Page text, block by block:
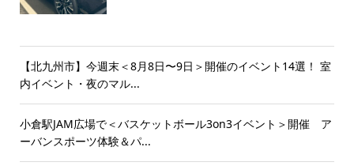
【北九州市】今週末＜8月8日〜9日＞開催のイベント14選！ 室
内イベント・夜のマル...
小倉駅JAM広場で＜バスケットボール3on3イベント＞開催 ア
ーバンスポーツ体験＆パ...